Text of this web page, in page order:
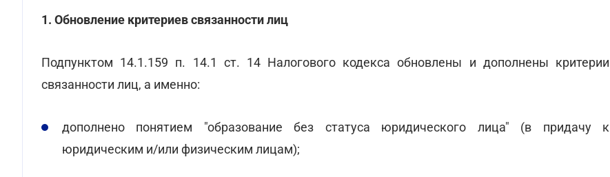
1. Обновление критериев связанности лиц
Подпунктом 14.1.159 п. 14.1 ст. 14 Налогового кодекса обновлены и дополнены критерии
связанности лиц, а именно:
дополнено понятием "образование без статуса юридического лица" (в придачу к
юридическим и/или физическим лицам);